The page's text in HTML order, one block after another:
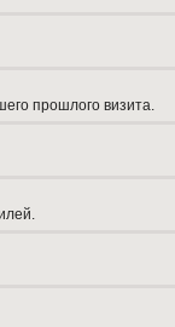
прошлого визита.